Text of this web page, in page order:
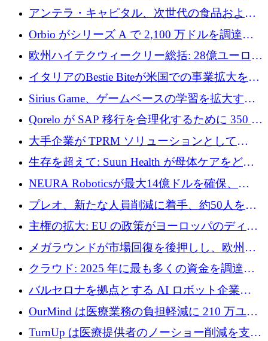
者補助金で 10 周年を迎える
アンテラ・キャピタル、次世代の食品および
アグリテクノロジーのイノベーションを支援
するファンド III の初回クローズ額が 1 億ドル
に到達
Orbio がシリーズ A で 2,100 万ドルを調達、
AI 労働力管理を世界の最前線の労働者に提供
欧州ハイテクウィークリー総括: 28億ユーロの
取引と5月のハイライト
イタリアのBestie Biteが米国での事業拡大を加
速するために150万ユーロを調達
Sirius Game、ゲームベースの学習を拡大する
ために 130 万ユーロの資金調達を完了
Qorelo が SAP 移行を合理化するために 350 万
ドルを調達
大手企業が TPRM ソリューションとして
Vanta を選択する理由
生存を超えて: Suun Health が母体ケアをどの
ように再考しているか
NEURA Roboticsが最大14億ドルを確保、
Bending Spoonsが米国IPOを申請、英国首相が
4億ポンドのチップ計画を発表
プレオ、新たな人員削減に着手、約50人を解
雇
主権の拡大: EU の政策がヨーロッパのディー
プテック戦略をどのように再構築しているか
メガラウンドが市場回復を後押しし、欧州の
ハイテク資金調達は5月に105億ユーロに回復
クラウド: 2025 年に最も多くの資金を調達し
た 10 社
バルセロナを拠点とする AI ロボット企業
Theker が 8,500 万ドルを調達
OurMind は医療業務の負担軽減に 210 万ユー
ロを寄付
TurnUp は医療提供者のノーショー削減を支援